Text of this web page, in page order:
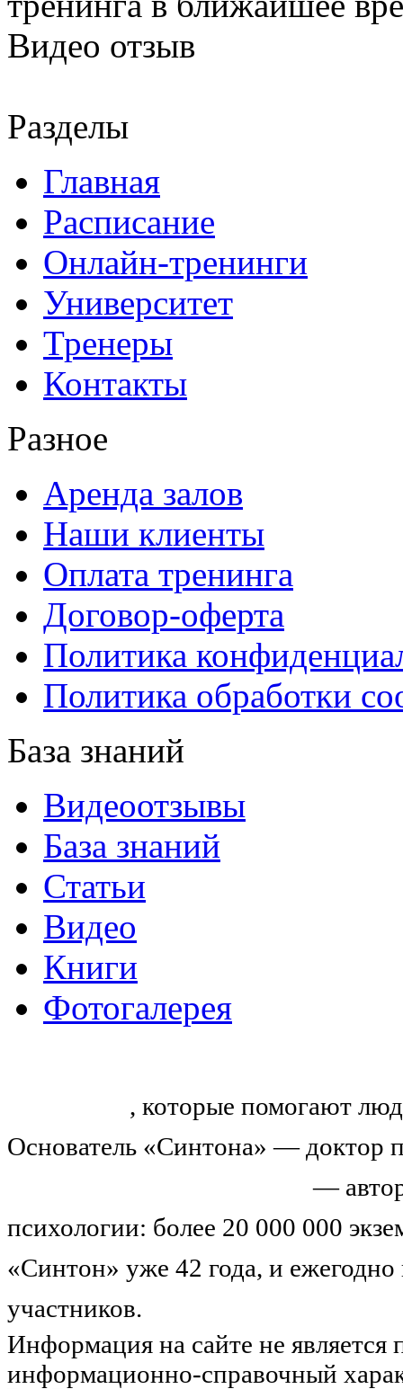
Видео отзыв
Разделы
Главная
Расписание
Онлайн-тренинги
Университет
Тренеры
Контакты
Разное
Аренда залов
Наши клиенты
Оплата тренинга
Договор-оферта
Политика
Политика обработки
База знаний
Видеоотзывы
База знаний
Статьи
Видео
Книги
Фотогалерея
, которые помогают
Основатель «Синтона» — доктор
—
психологии: более 20 000 000
«Синтон» уже 42 года, и
участников.
Информация на сайте не
информационно-справочный